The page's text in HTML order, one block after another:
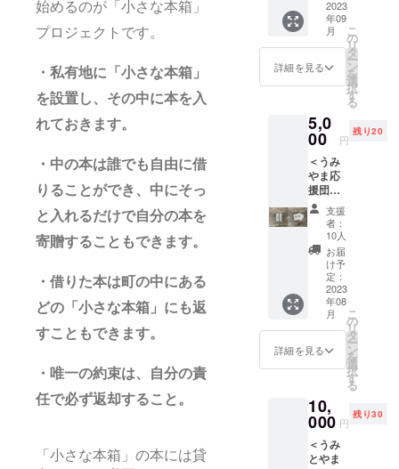
始めるのが「小さな本箱」
プロジェクトです。
・私有地に「小さな本箱」
を設置し、その中に本を入
れておきます。
・中の本は誰でも自由に借
りることができ、中にそっ
と入れるだけで自分の本を
寄贈することもできます。
・借りた本は町の中にある
どの「小さな本箱」にも返
すこともできます。
・唯一の約束は、自分の責
任で必ず返却すること。
「小さな本箱」の本には貸
2.5×28
）をお
送りし
ます。
こども
にちょ
うどい
いA4サ
イズ。
今回ナ
ンバー
スタン
プは押
してお
りませ
んが、
同じサ
イズで
制作中
です。
※実際の
デザイ
があり
ます。
ら発刊
された
絵本
「Happ
y
Birthda
y」】
著者、
中尾薫
さんが1
冊1冊に
心を込
めて
メッ
セージ
を書い
たもの
をお送
りしま
す。 5-
5-5出版
がお届
けす
る、
く、そ
して温
かい物
語。 大
切なあ
2023
年09
月
詳細を見る
こ
の
リ
タ
ー
ン
を
選
択
す
る
5,0
00 円
残り20
＜うみ
やま応
援団
コース
＞
【THE
FIVE★
BEANS
コー
ヒー豆
100g×
２ (賞
味期限
発送よ
り２か
月）】
FIVE★
BEANS
ド
リップ
パック
支援
者：
10人
お届
け予
定：
2023
年08
月
詳細を見る
こ
の
リ
タ
ー
ン
を
選
択
す
る
10,
000 円
残り30
＜うみ
とやま